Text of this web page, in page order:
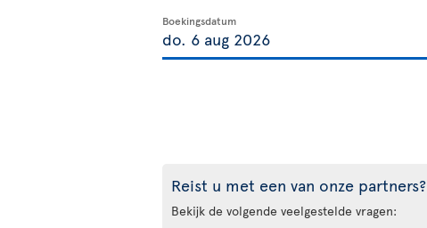
Boekingsdatum
Reist u met een van onze partners?
Bekijk de volgende veelgestelde vragen: